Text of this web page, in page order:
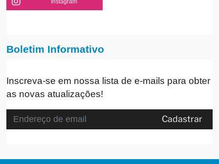
Boletim Informativo
Inscreva-se em nossa lista de e-mails para obter
as novas atualizações!
Cadastrar